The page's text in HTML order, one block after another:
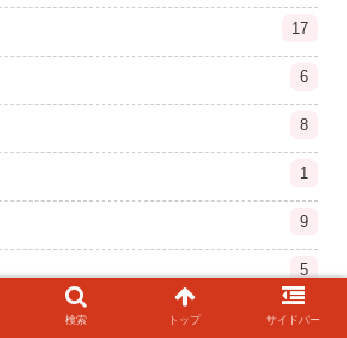
17
6
8
1
9
5
14
検索 トップ サイドバー